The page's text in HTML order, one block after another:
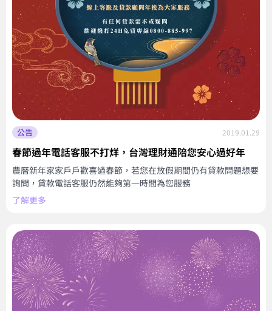
公告 2019.01.29
春節過年電話客服不打烊，台灣理財通陪您安心過好年
農曆新年家家戶戶歡喜過春節，若您在放假期間仍有貸款問題想要
詢問，貸款電話客服仍然能夠第一時間為您服務
了解更多